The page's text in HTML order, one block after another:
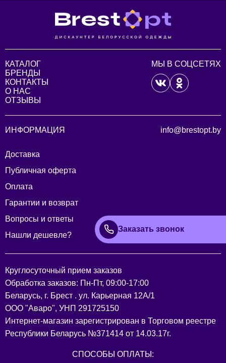
КАТАЛОГ
БРЕНДЫ
КОНТАКТЫ
О НАС
ОТЗЫВЫ
МЫ В СОЦСЕТЯХ
ИНФОРМАЦИЯ
Доставка
Публичная оферта
Оплата
Гарантии и возврат
Вопросы и ответы
Нашли дешевле?
info@brestopt.by
Заказать звонок
Круглосуточный прием заказов
Обработка заказов: Пн-Пт, 09:00-17:00
Беларусь, г. Брест . ул. Карьерная 12А/1
ООО "Аваро", УНП 291725150
Интернет-магазин зарегистрирован в Торговом реестре
Республики Беларусь №371414 от 14.03.17г.
СПОСОБЫ ОПЛАТЫ: